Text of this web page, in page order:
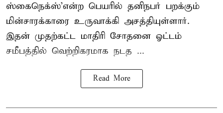
ஸ்கைநெக்ஸ்’என்ற பெயரில் தனிநபர் பறக்கும்
மின்சாரக்காரை உருவாக்கி அசத்தியுள்ளார்.
இதன் முதற்கட்ட மாதிரி சோதனை ஓட்டம்
சமீபத்தில் வெற்றிகரமாக நடத ...
Read More